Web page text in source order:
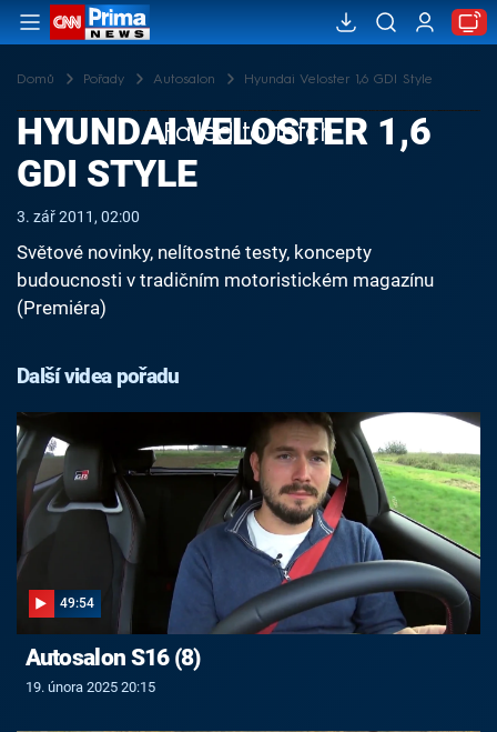
Domů Pořady Autosalon Hyundai Veloster 1,6 GDI Style
Failed to fetch
HYUNDAI VELOSTER 1,6
GDI STYLE
3. zář 2011, 02:00
Světové novinky, nelítostné testy, koncepty
budoucnosti v tradičním motoristickém magazínu
(Premiéra)
Další videa pořadu
49:54
Autosalon S16 (8)
19. února 2025 20:15